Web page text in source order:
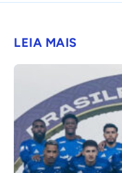
LEIA MAIS